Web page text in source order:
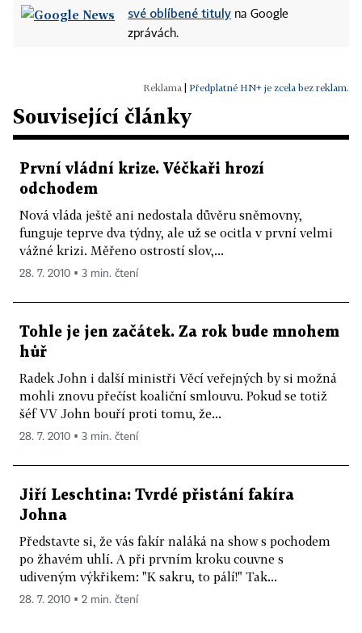
své oblíbené tituly na Google
zprávách.
Předplatné HN+ je zcela bez reklam.
Související články
První vládní krize. Véčkaři hrozí
odchodem
Nová vláda ještě ani nedostala důvěru sněmovny,
funguje teprve dva týdny, ale už se ocitla v první velmi
vážné krizi. Měřeno ostrostí slov,...
28. 7. 2010 ▪ 3 min. čtení
Tohle je jen začátek. Za rok bude mnohem
hůř
Radek John i další ministři Věcí veřejných by si možná
mohli znovu přečíst koaliční smlouvu. Pokud se totiž
šéf VV John bouří proti tomu, že...
28. 7. 2010 ▪ 3 min. čtení
Jiří Leschtina: Tvrdé přistání fakíra
Johna
Představte si, že vás fakír naláká na show s pochodem
po žhavém uhlí. A při prvním kroku couvne s
udiveným výkřikem: "K sakru, to pálí!" Tak...
28. 7. 2010 ▪ 2 min. čtení